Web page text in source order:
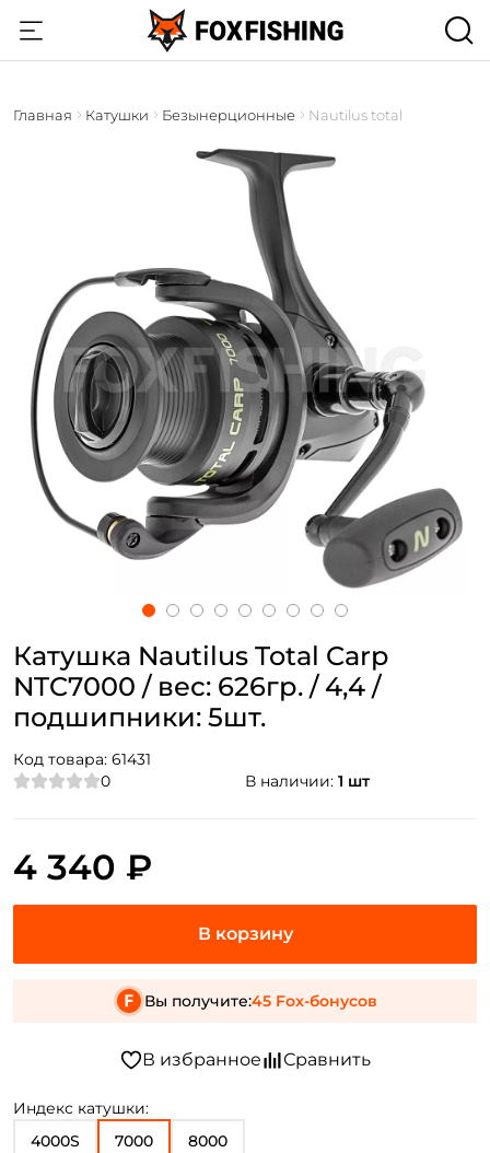
Главная Катушки Безынерционные Nautilus total
Катушка Nautilus Total Carp
NTC7000 / вес: 626гр. / 4,4 /
подшипники: 5шт.
Код товара: 61431
0
В наличии: 1 шт
Индекс катушки:
4000S
7000
8000
4 340 ₽
Вы получите:45 Fox-бонусов